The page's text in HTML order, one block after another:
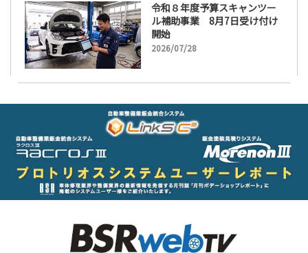
令和８年度予算スキャンツー
ル補助事業 8月7日受け付け
開始
2026/07/28